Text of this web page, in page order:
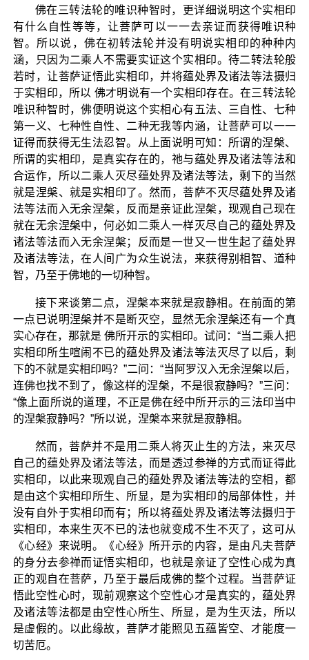
佛在三转法轮的唯识种智时，更详细说明这个实相印
有什么自性等等，让菩萨可以一一去亲证而获得唯识种
智。所以说，佛在初转法轮并没有明说实相印的种种内
涵，只因为二乘人不需要实证这个实相印。待二转法轮般
若时，让菩萨证悟此实相印，并将蕴处界及诸法等法摄归
于实相印，所以 佛才明说有一个实相印存在。在三转法轮
唯识种智时，佛便明说这个实相心有五法、三自性、七种
第一义、七种性自性、二种无我等内涵，让菩萨可以一一
证得而获得无生法忍智。从上面说明可知：所谓的涅槃、
所谓的实相印，是真实存在的，祂与蕴处界及诸法等法和
合运作，所以二乘人灭尽蕴处界及诸法等法，剩下的当然
就是涅槃、就是实相印了。然而，菩萨不灭尽蕴处界及诸
法等法而入无余涅槃，反而是亲证此涅槃，现观自己现在
就在无余涅槃中，何必如二乘人一样灭尽自己的蕴处界及
诸法等法而入无余涅槃；反而是一世又一世生起了蕴处界
及诸法等法，在人间广为众生说法，来获得别相智、道种
智，乃至于佛地的一切种智。
接下来谈第二点，涅槃本来就是寂静相。在前面的第
一点已说明涅槃并不是断灭空，显然无余涅槃还有一个真
实心存在，那就是 佛所开示的实相印。试问：“当二乘人把
实相印所生喧闹不已的蕴处界及诸法等法灭尽了以后，剩
下的不就是实相印吗？”二问：“当阿罗汉入无余涅槃以后，
连佛也找不到了，像这样的涅槃，不是很寂静吗？”三问：
“像上面所说的道理，不正是佛在经中所开示的三法印当中
的涅槃寂静吗？”所以说，涅槃本来就是寂静相。
然而，菩萨并不是用二乘人将灭止生的方法，来灭尽
自己的蕴处界及诸法等法，而是透过参禅的方式而证得此
实相印，以此来现观自己的蕴处界及诸法等法的空相，都
是由这个实相印所生、所显，是为实相印的局部体性，并
没有自外于实相印而有；所以将蕴处界及诸法等法摄归于
实相印，本来生灭不已的法也就变成不生不灭了，这可从
《心经》来说明。《心经》所开示的内容，是由凡夫菩萨
的身分去参禅而证悟实相印，也就是亲证了空性心成为真
正的观自在菩萨，乃至于最后成佛的整个过程。当菩萨证
悟此空性心时，现前观察这个空性心才是真实的，蕴处界
及诸法等法都是由空性心所生、所显，是为生灭法，所以
是虚假的。以此缘故，菩萨才能照见五蕴皆空、才能度一
切苦厄。